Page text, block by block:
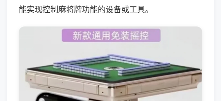
能实现控制麻将牌功能的设备或工具。